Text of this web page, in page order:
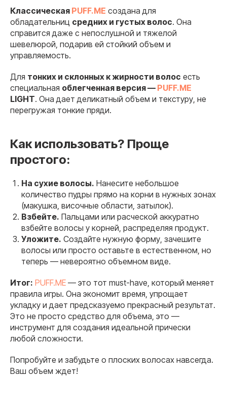
Классическая PUFF.ME создана для
обладательниц средних и густых волос. Она
справится даже с непослушной и тяжелой
шевелюрой, подарив ей стойкий объем и
управляемость.
Для тонких и склонных к жирности волос есть
специальная облегченная версия — PUFF.ME
LIGHT. Она дает деликатный объем и текстуру, не
перегружая тонкие пряди.
Как использовать? Проще
простого:
На сухие волосы. Нанесите небольшое
количество пудры прямо на корни в нужных зонах
(макушка, височные области, затылок).
Взбейте. Пальцами или расческой аккуратно
взбейте волосы у корней, распределяя продукт.
Уложите. Создайте нужную форму, зачешите
волосы или просто оставьте в естественном, но
теперь — невероятно объемном виде.
Итог: PUFF.ME — это тот must-have, который меняет
правила игры. Она экономит время, упрощает
укладку и дает предсказуемо прекрасный результат.
Это не просто средство для объема, это —
инструмент для создания идеальной прически
любой сложности.
Попробуйте и забудьте о плоских волосах навсегда.
Ваш объем ждет!